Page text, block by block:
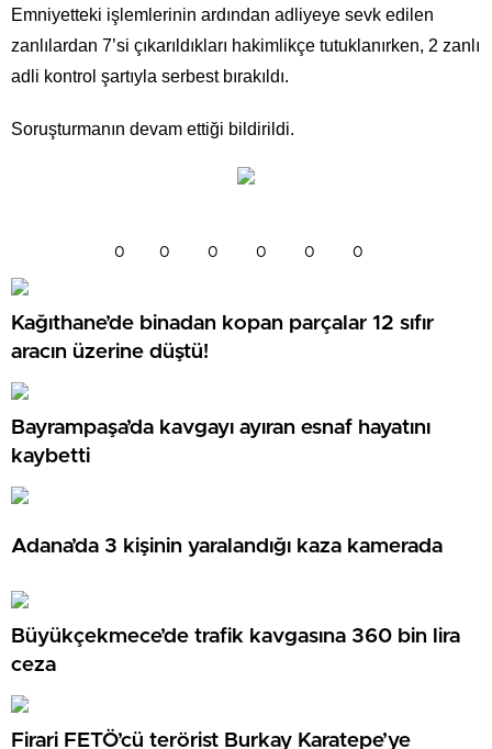
Emniyetteki işlemlerinin ardından adliyeye sevk edilen
zanlılardan 7’si çıkarıldıkları hakimlikçe tutuklanırken, 2 zanlı
adli kontrol şartıyla serbest bırakıldı.
Soruşturmanın devam ettiği bildirildi.
0 0 0 0 0 0
Kağıthane’de binadan kopan parçalar 12 sıfır
aracın üzerine düştü!
Bayrampaşa’da kavgayı ayıran esnaf hayatını
kaybetti
Adana’da 3 kişinin yaralandığı kaza kamerada
Büyükçekmece’de trafik kavgasına 360 bin lira
ceza
Firari FETÖ’cü terörist Burkay Karatepe’ye